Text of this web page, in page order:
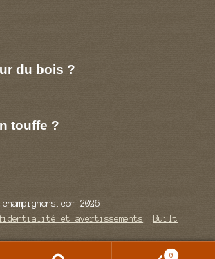
du bois ?
touffe ?
2026
et avertissements
Built
0